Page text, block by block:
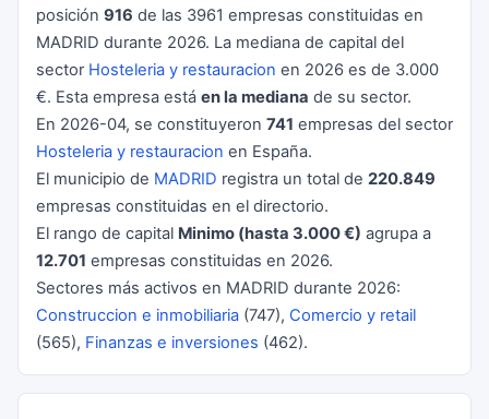
posición 916 de las 3961 empresas constituidas en
MADRID durante 2026. La mediana de capital del
sector Hosteleria y restauracion en 2026 es de 3.000
€. Esta empresa está en la mediana de su sector.
En 2026-04, se constituyeron 741 empresas del sector
Hosteleria y restauracion en España.
El municipio de MADRID registra un total de 220.849
empresas constituidas en el directorio.
El rango de capital Minimo (hasta 3.000 €) agrupa a
12.701 empresas constituidas en 2026.
Sectores más activos en MADRID durante 2026:
Construccion e inmobiliaria (747), Comercio y retail
(565), Finanzas e inversiones (462).